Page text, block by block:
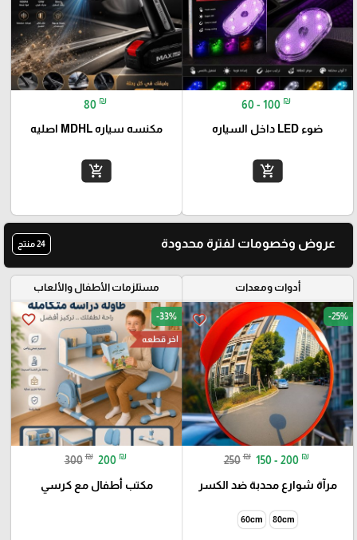
60 - 100 ₪
ضوء LED داخل السياره
add_shopping_cart
80 ₪
مكنسه سياره MDHL اصليه
add_shopping_cart
عروض وخصومات لفترة محدودة 24 منتج
أدوات ومعدات
favorite_border -25%
250 ₪ 150 - 200 ₪
مرآة شوارع محدبة ضد الكسر
80cm
60cm
مستلزمات الأطفال والألعاب
favorite_border -33%
اخر قطعه
300 ₪ 200 ₪
مكتب أطفال مع كرسي